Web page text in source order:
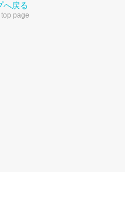
へ戻る
page